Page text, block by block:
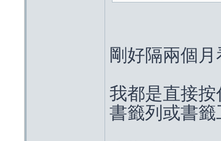
剛好隔兩個
我都是直接
書籤列或書